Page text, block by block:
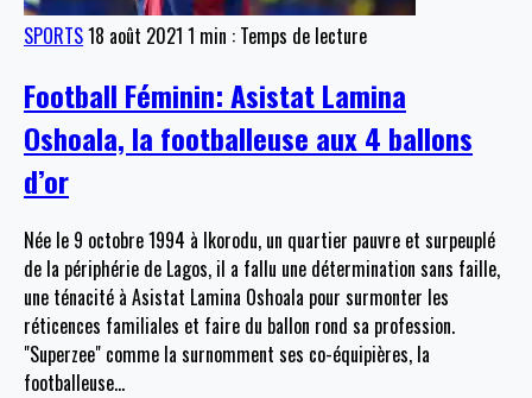
SPORTS18 août 2021 1 min : Temps de lecture
Football Féminin: Asistat Lamina
Oshoala, la footballeuse aux 4 ballons
d’or
Née le 9 octobre 1994 à Ikorodu, un quartier pauvre et surpeuplé
de la périphérie de Lagos, il a fallu une détermination sans faille,
une ténacité à Asistat Lamina Oshoala pour surmonter les
réticences familiales et faire du ballon rond sa profession.
"Superzee" comme la surnomment ses co-équipières, la
footballeuse…